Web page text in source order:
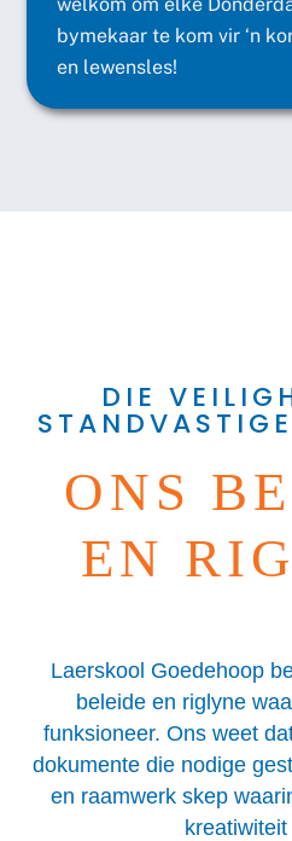
bymekaar te kom vir ‘n
en lewensles!
DIE
ONS
EN
Laerskool Goedehoop
beleide en riglyne
funksioneer. Ons weet
dokumente die nodige
en raamwerk skep